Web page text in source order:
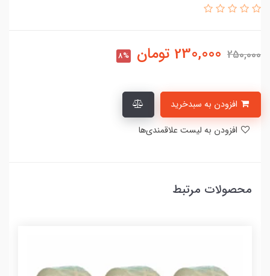
250,000
230,000 تومان 8%
محصولات مرتبط